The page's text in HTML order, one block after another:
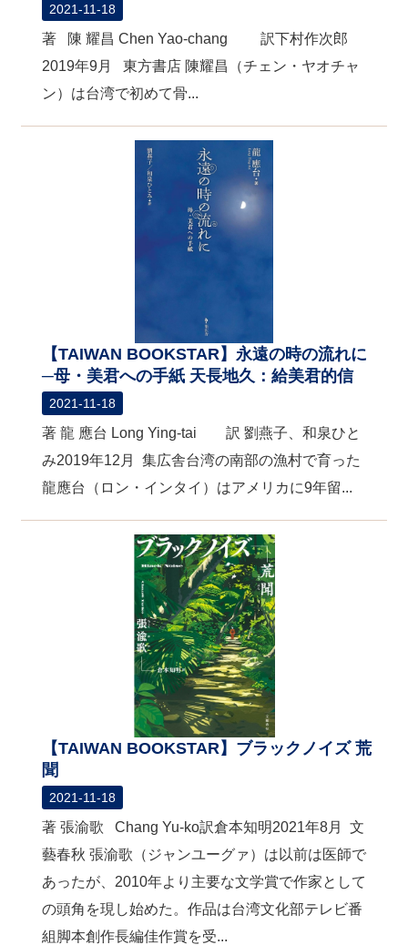
2021-11-18
著 陳 耀昌 Chen Yao-chang 訳下村作次郎
2019年9月 東方書店 陳耀昌（チェン・ヤオチャ
ン）は台湾で初めて骨...
【TAIWAN BOOKSTAR】永遠の時の流れに
─母・美君への手紙 天長地久：給美君的信
2021-11-18
著 龍 應台 Long Ying-tai 訳 劉燕子、和泉ひと
み2019年12月 集広舎台湾の南部の漁村で育った
龍應台（ロン・インタイ）はアメリカに9年留...
【TAIWAN BOOKSTAR】ブラックノイズ 荒
聞
2021-11-18
著 張渝歌 Chang Yu-ko訳倉本知明2021年8月 文
藝春秋 張渝歌（ジャンユーグァ）は以前は医師で
あったが、2010年より主要な文学賞で作家として
の頭角を現し始めた。作品は台湾文化部テレビ番
組脚本創作長編佳作賞を受...